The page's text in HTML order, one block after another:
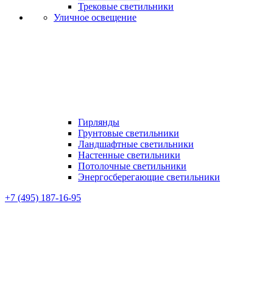
Трековые светильники
Уличное освещение
Гирлянды
Грунтовые светильники
Ландшафтные светильники
Настенные светильники
Потолочные светильники
Энергосберегающие светильники
+7 (495) 187-16-95